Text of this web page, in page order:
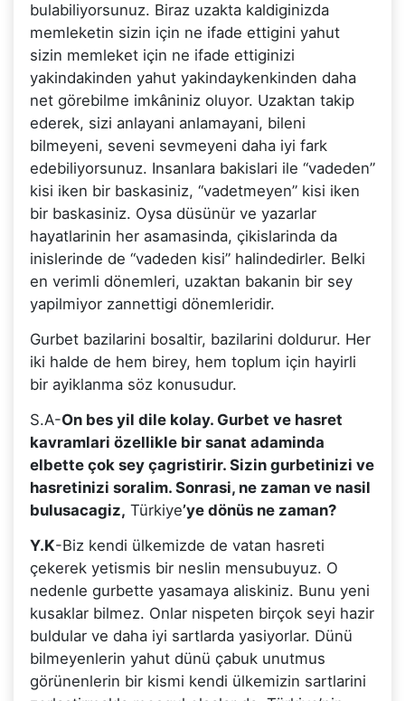
bulabiliyorsunuz. Biraz uzakta kaldiginizda
memleketin sizin için ne ifade ettigini yahut
sizin memleket için ne ifade ettiginizi
yakindakinden yahut yakindaykenkinden daha
net görebilme imkâniniz oluyor. Uzaktan takip
ederek, sizi anlayani anlamayani, bileni
bilmeyeni, seveni sevmeyeni daha iyi fark
edebiliyorsunuz. Insanlara bakislari ile “vadeden”
kisi iken bir baskasiniz, “vadetmeyen” kisi iken
bir baskasiniz. Oysa düsünür ve yazarlar
hayatlarinin her asamasinda, çikislarinda da
inislerinde de “vadeden kisi” halindedirler. Belki
en verimli dönemleri, uzaktan bakanin bir sey
yapilmiyor zannettigi dönemleridir.
Gurbet bazilarini bosaltir, bazilarini doldurur. Her
iki halde de hem birey, hem toplum için hayirli
bir ayiklanma söz konusudur.
S.A-On bes yil dile kolay. Gurbet ve hasret
kavramlari özellikle bir sanat adaminda
elbette çok sey çagristirir. Sizin gurbetinizi ve
hasretinizi soralim. Sonrasi, ne zaman ve nasil
bulusacagiz, Türkiye’ye dönüs ne zaman?
Y.K-Biz kendi ülkemizde de vatan hasreti
çekerek yetismis bir neslin mensubuyuz. O
nedenle gurbette yasamaya aliskiniz. Bunu yeni
kusaklar bilmez. Onlar nispeten birçok seyi hazir
buldular ve daha iyi sartlarda yasiyorlar. Dünü
bilmeyenlerin yahut dünü çabuk unutmus
görünenlerin bir kismi kendi ülkemizin sartlarini